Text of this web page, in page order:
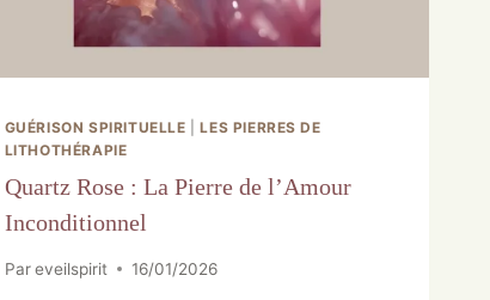
GUÉRISON SPIRITUELLE |LES PIERRES DE
LITHOTHÉRAPIE
Quartz Rose : La Pierre de l’Amour
Inconditionnel
Par eveilspirit 16/01/2026